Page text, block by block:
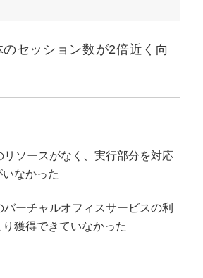
セッション数が2倍近く向
リソースがなく、実行部分を対応
なかった
バーチャルオフィスサービスの利
獲得できていなかった